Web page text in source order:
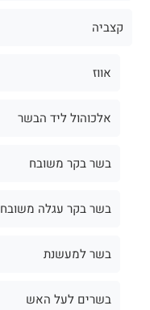
קצביה
אווז
אלכוהול ליד הבשר
בשר בקר משובח
בשר בקר עגלה משובח
בשר למעשנת
בשרים לעל האש